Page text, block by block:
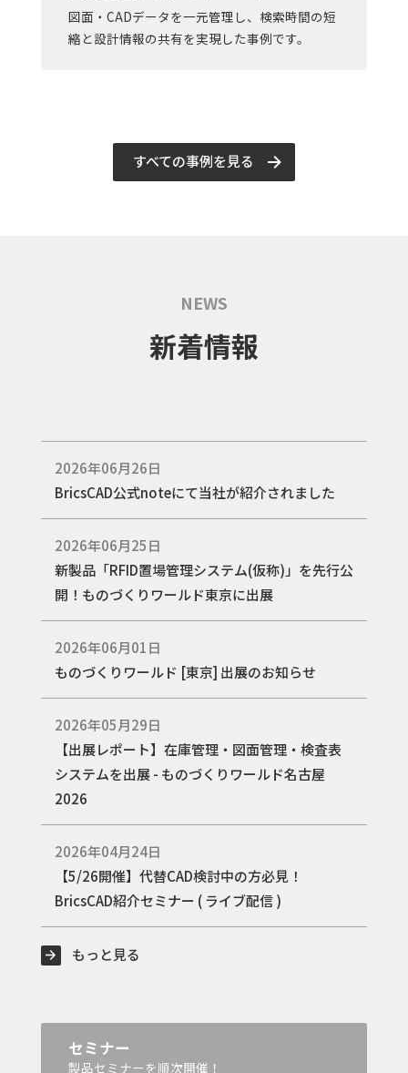
図面・CADデータを一元管理し、検索時間の短
縮と設計情報の共有を実現した事例です。
すべての事例を見る
NEWS
新着情報
2026年06月26日
BricsCAD公式noteにて当社が紹介されました
2026年06月25日
新製品「RFID置場管理システム(仮称)」を先行公
開！ものづくりワールド東京に出展
2026年06月01日
ものづくりワールド [東京] 出展のお知らせ
2026年05月29日
【出展レポート】在庫管理・図面管理・検査表
システムを出展 - ものづくりワールド名古屋
2026
2026年04月24日
【5/26開催】代替CAD検討中の方必見！
BricsCAD紹介セミナー ( ライブ配信 )
もっと見る
セミナー
製品セミナーを順次開催！